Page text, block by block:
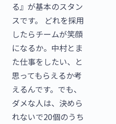
る』が基本のスタン
スです。 どれを採用
したらチームが笑顔
になるか。中村とま
た仕事をしたい、と
思ってもらえるか考
えるんです。でも、
ダメな人は、決めら
れないで20個のうち